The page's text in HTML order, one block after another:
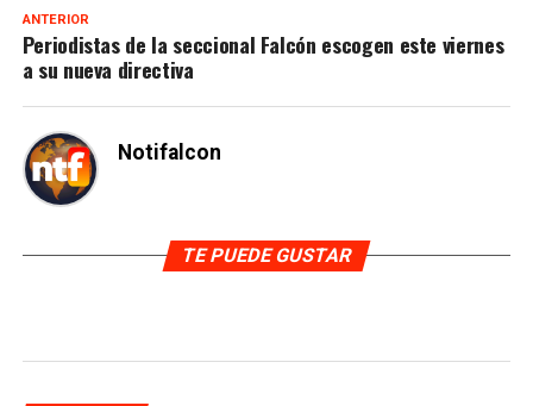
ANTERIOR
Periodistas de la seccional Falcón escogen este viernes
a su nueva directiva
Notifalcon
TE PUEDE GUSTAR